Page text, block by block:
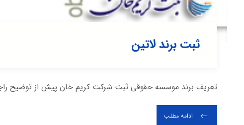
ثبت برند لاتین
تعریف برند موسسه حقوقی ثبت شرکت کریم خان پیش از توضیح
ادامه مطلب